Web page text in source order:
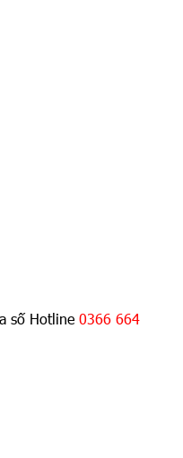
số Hotline 0366 664